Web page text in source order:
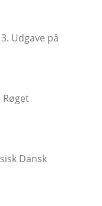
Udgave på
Røget
Dansk